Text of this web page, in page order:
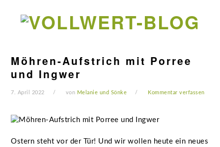
Hauptnavigation
Seitenspalte
Fußzeile
Möhren-Aufstrich mit Porree
und Ingwer
7. April 2022 von Melanie und Sönke Kommentar verfassen
Ostern steht vor der Tür! Und wir wollen heute ein neues